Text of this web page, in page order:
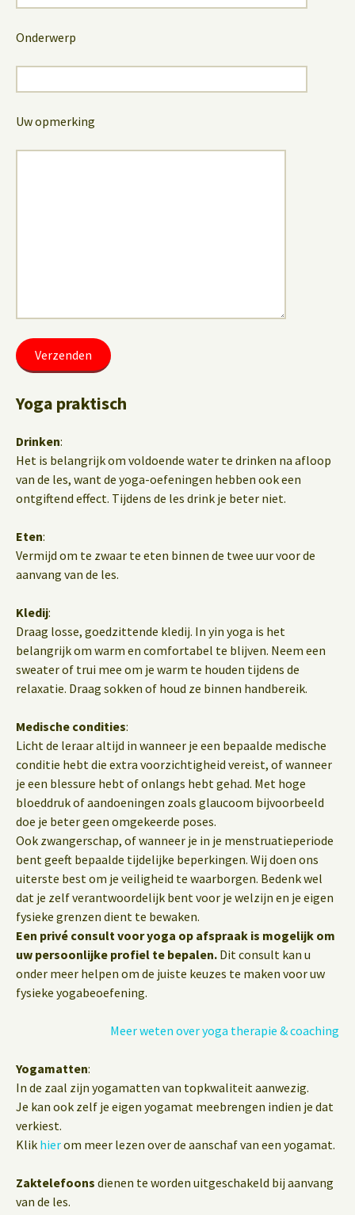
Onderwerp
Uw opmerking
Yoga praktisch
Drinken:
Het is belangrijk om voldoende water te drinken na afloop
van de les, want de yoga-oefeningen hebben ook een
ontgiftend effect. Tijdens de les drink je beter niet.
Eten:
Vermijd om te zwaar te eten binnen de twee uur voor de
aanvang van de les.
Kledij:
Draag losse, goedzittende kledij. In yin yoga is het
belangrijk om warm en comfortabel te blijven. Neem een
sweater of trui mee om je warm te houden tijdens de
relaxatie. Draag sokken of houd ze binnen handbereik.
Medische condities:
Licht de leraar altijd in wanneer je een bepaalde medische
conditie hebt die extra voorzichtigheid vereist, of wanneer
je een blessure hebt of onlangs hebt gehad. Met hoge
bloeddruk of aandoeningen zoals glaucoom bijvoorbeeld
doe je beter geen omgekeerde poses.
Ook zwangerschap, of wanneer je in je menstruatieperiode
bent geeft bepaalde tijdelijke beperkingen. Wij doen ons
uiterste best om je veiligheid te waarborgen. Bedenk wel
dat je zelf verantwoordelijk bent voor je welzijn en je eigen
fysieke grenzen dient te bewaken.
Een privé consult voor yoga op afspraak is mogelijk om
uw persoonlijke profiel te bepalen. Dit consult kan u
onder meer helpen om de juiste keuzes te maken voor uw
fysieke yogabeoefening.
Meer weten over yoga therapie & coaching
Yogamatten:
In de zaal zijn yogamatten van topkwaliteit aanwezig.
Je kan ook zelf je eigen yogamat meebrengen indien je dat
verkiest.
Klik hierom meer lezen over de aanschaf van een yogamat.
Zaktelefoons dienen te worden uitgeschakeld bij aanvang
van de les.